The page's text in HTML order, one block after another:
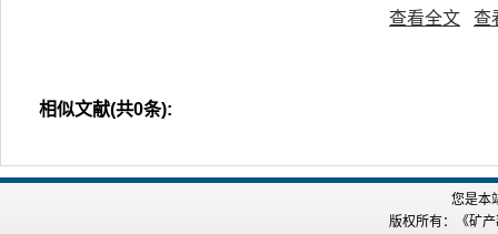
查看全文 查
相似文献(共0条):
您是
版权所有：《矿